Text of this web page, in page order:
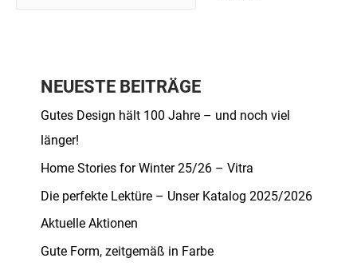
NEUESTE BEITRÄGE
Gutes Design hält 100 Jahre – und noch viel
länger!
Home Stories for Winter 25/26 – Vitra
Die perfekte Lektüre – Unser Katalog 2025/2026
Aktuelle Aktionen
Gute Form, zeitgemäß in Farbe